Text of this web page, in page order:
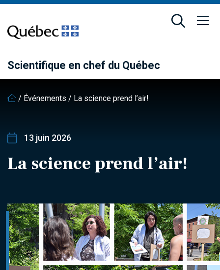
contenu
principal
pied
de
Scientifique en chef du Québec
/ Événements / La science prend l’air!
13 juin 2026
La science prend l’air!